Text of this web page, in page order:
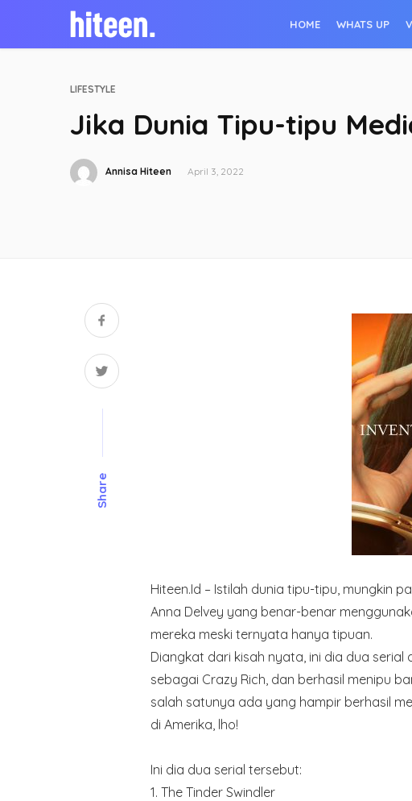
HOME WHATS UP
LIFESTYLE
Jika Dunia Tipu-tipu
Annisa Hiteen April 3, 2022
Share
Hiteen.Id – Istilah dunia tipu-tipu, mungkin
Anna Delvey yang benar-benar
mereka meski ternyata hanya tipuan.
Diangkat dari kisah nyata, ini dia dua
sebagai Crazy Rich, dan berhasil menipu
salah satunya ada yang hampir berhasil
di Amerika, lho!
Ini dia dua serial tersebut:
1. The Tinder Swindler